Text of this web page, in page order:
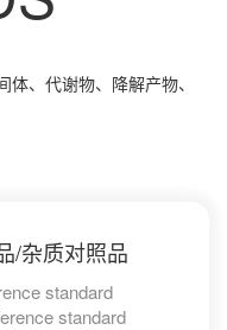
、代谢物、降解产物、
/杂质对照品
standard
standard